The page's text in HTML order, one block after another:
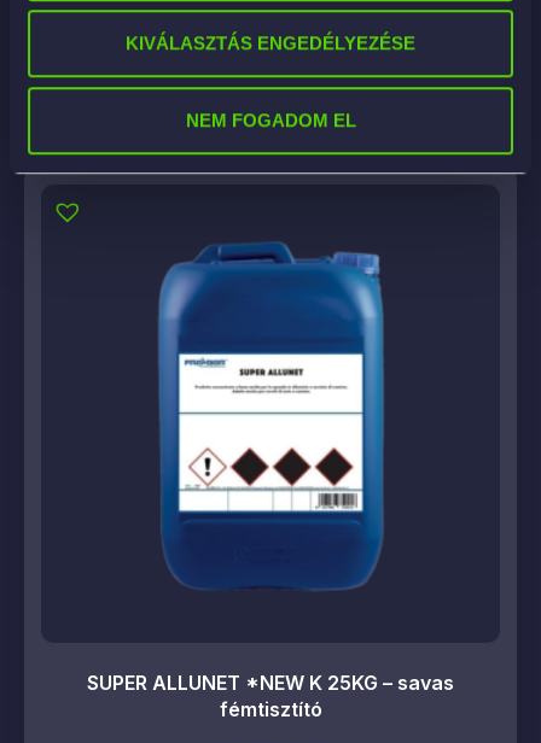
KIVÁLASZTÁS ENGEDÉLYEZÉSE
NEM FOGADOM EL
73 914Ft
KOSÁRBA
SUPER ALLUNET *NEW K 25KG – savas
fémtisztító